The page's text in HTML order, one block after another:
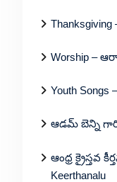
Worship –
Youth
ఆడమ్ బెన్ని గారి
ఆంధ్ర క్రైస్తవ
Keerthanalu